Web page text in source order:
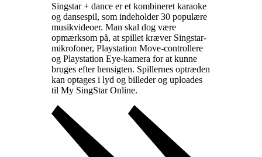
Singstar + dance er et kombineret karaoke
og dansespil, som indeholder 30 populære
musikvideoer. Man skal dog være
opmærksom på, at spillet kræver Singstar-
mikrofoner, Playstation Move-controllere
og Playstation Eye-kamera for at kunne
bruges efter hensigten. Spillernes optræden
kan optages i lyd og billeder og uploades
til My SingStar Online.